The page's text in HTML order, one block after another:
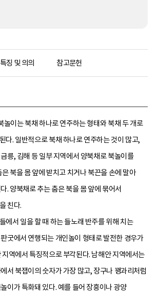
특징 및 의의 참고문헌
놀이는 북채 하나로 연주하는 형태와 북채 두 개로
다. 일반적으로 북채 하나로 연주하는 것이 많고,
릉, 김해 등 일부 지역에서 양북채로 북놀이를
북을 몸 앞에 받치고 치거나 북끈을 손에 말아
. 양북채로 추는 춤은 북을 몸 앞에 묶어서
친다.
에서 일을 할 때 하는 들노래 반주를 위해 치는
굿에서 연행되는 개인놀이 형태로 발전한 경우가
지역에서 특징적으로 부각된다. 남해안 지역에서는
서 북잽이의 숫자가 가장 많고, 장구나 꽹과리처럼
이가 특화돼 있다. 예를 들어 장흥이나 광양